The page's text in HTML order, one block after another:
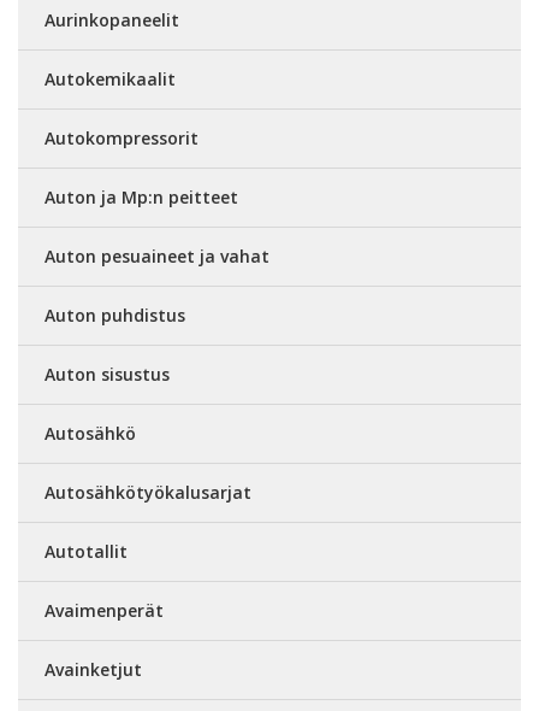
Aurinkopaneelit
Autokemikaalit
Autokompressorit
Auton ja Mp:n peitteet
Auton pesuaineet ja vahat
Auton puhdistus
Auton sisustus
Autosähkö
Autosähkötyökalusarjat
Autotallit
Avaimenperät
Avainketjut